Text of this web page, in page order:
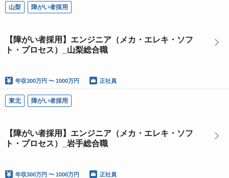
山梨 障がい者採用
【障がい者採用】エンジニア（メカ・エレキ・ソフ
ト・プロセス）_山梨総合職
年収300万円 〜 1000万円 正社員
東北 障がい者採用
【障がい者採用】エンジニア（メカ・エレキ・ソフ
ト・プロセス）_岩手総合職
年収300万円 〜 1000万円 正社員